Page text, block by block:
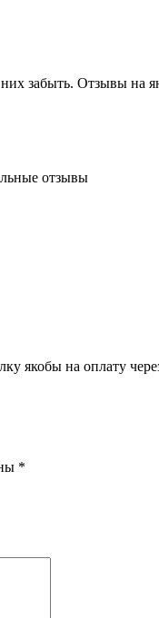
забыть. Отзывы на
отзывы
якобы на оплату
*